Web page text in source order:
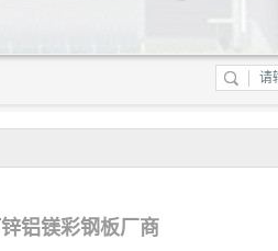
铝镁彩钢板厂商